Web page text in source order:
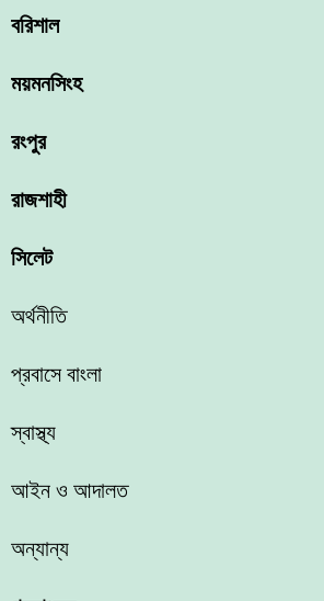
বরিশাল
ময়মনসিংহ
রংপুর
রাজশাহী
সিলেট
অর্থনীতি
প্রবাসে বাংলা
স্বাস্থ্য
আইন ও আদালত
অন্যান্য